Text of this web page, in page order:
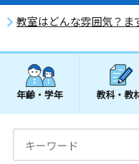
教室はどんな雰囲気？ま
年齢・学年 教科・教